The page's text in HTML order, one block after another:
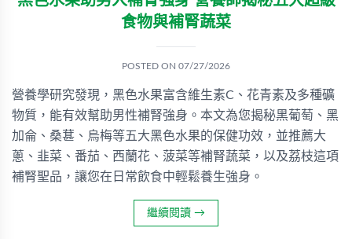
食物與補腎蔬菜
POSTED ON 07/27/2026
營養學研究發現，黑色水果富含維生素C、花青素及多種礦
物質，能有效幫助男性補腎強身。本文為您揭秘黑葡萄、黑
加侖、桑葚、烏梅等五大黑色水果的保健功效，並推薦大
蔥、韭菜、番茄、西蘭花、菠菜等補腎蔬菜，以及荔枝這項
補腎聖品，讓您在日常飲食中輕鬆養生強身。
繼續閱讀 →